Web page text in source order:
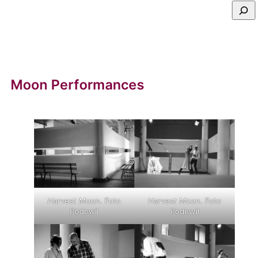
S
u
Moon Performances
Harvest Moon. Foto
Podewil
Harvest Moon. Foto
Podewil